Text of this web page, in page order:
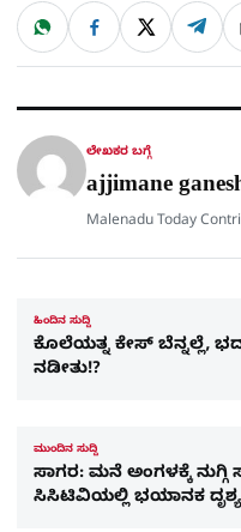
ಹಂಚಿಕೊಳ್ಳಿ
W
a
t
p
F
c
e
o
X T
l
e
a
ಲೇಖಕರ ಬಗ್ಗೆ
ajjimane
Malenadu Today
ಹಿಂದಿನ ಸುದ್ದಿ
ಕೊಲೆಯತ್ನ ಕೇಸ್​ ಬೆನ್ನಲ್ಲೆ,
ನಡೀತು!?
ಮುಂದಿನ ಸುದ್ದಿ
ಸಾಗರ: ಮನೆ ಅಂಗಳಕ್ಕೆ
ಸಿಸಿಟಿವಿಯಲ್ಲಿ ಭಯಾನಕ